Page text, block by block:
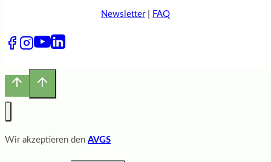
Newsletter| FAQ
Wir akzeptieren den AVGS